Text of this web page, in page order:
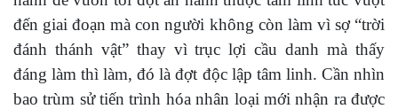
đến giai đoạn mà con người không còn làm vì sợ “trời
đánh thánh vật” thay vì trục lợi cầu danh mà thấy
đáng làm thì làm, đó là đợt độc lập tâm linh. Cần nhìn
bao trùm sử tiến trình hóa nhân loại mới nhận ra được